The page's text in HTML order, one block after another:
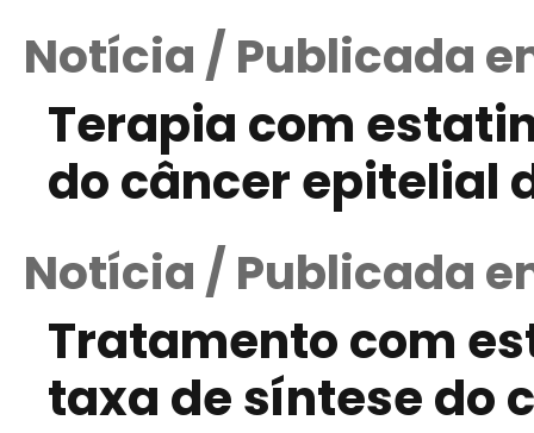
Notícia / Publicada
Terapia com
do câncer epitelial
Notícia / Publicada
Tratamento com
taxa de síntese do